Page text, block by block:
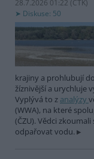
28.7.2026 01:22 (ČTK)
Diskuse: 50
krajiny a prohlubují
žíznivější a urychluje
Vyplývá to z analýzy
(WWA), na které
(ČZU). Vědci
odpařovat vodu.